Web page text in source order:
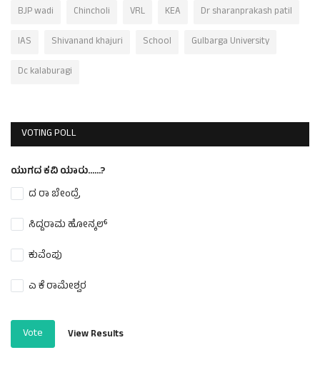
BJP wadi
Chincholi VRL KEA
Dr sharanprakash patil
IAS
Shivanand khajuri School
Gulbarga University
Dc kalaburagi
VOTING POLL
ಯುಗದ ಕವಿ ಯಾರು......?
ದ ರಾ ಬೇಂದ್ರೆ
ಸಿದ್ದರಾಮ ಹೋನ್ಕಲ್
ಕುವೆಂಪು
ಎ ಕೆ ರಾಮೇಶ್ವರ
Vote View Results